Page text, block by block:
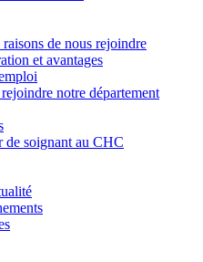
raisons de nous rejoindre
et avantages
notre département
de soignant au CHC